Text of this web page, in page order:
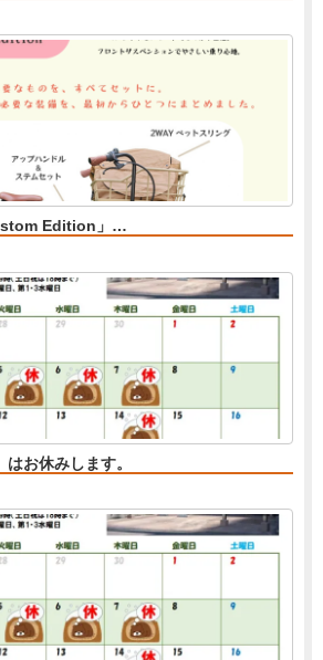
Edition」…
お休みします。